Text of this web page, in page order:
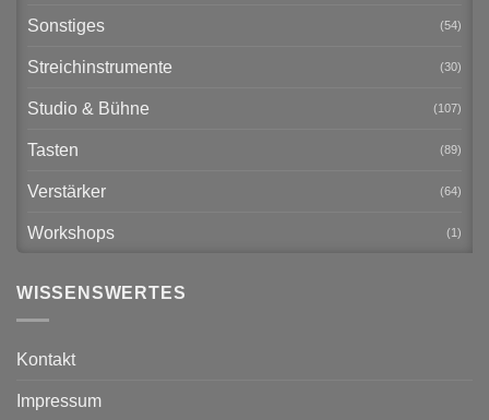
Sonstiges (54)
Streichinstrumente (30)
Studio & Bühne (107)
Tasten (89)
Verstärker (64)
Workshops (1)
WISSENSWERTES
Kontakt
Impressum